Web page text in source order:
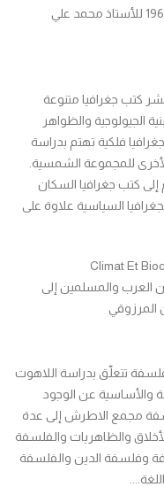
معركة بنزرت بين التاريخ والذاكرة جويلية 1961 للأستاذ محمد علي
كتب جغرافيا متنوعة
الجيولوجية والظواهر
فلكية تهتم بدراسة
للمجموعة الشمسية.
كتب جغرافيا السكان
السياسية علاوة على
العرب والمسلمين إلى
المرزوقي
تتعلّق بدراسة اللاهوت
والأساسية عن الوجود
مجمع الاطرش إلى عدة
والظاهريات والفلسفة
وفلسفة الدين والفلسفة